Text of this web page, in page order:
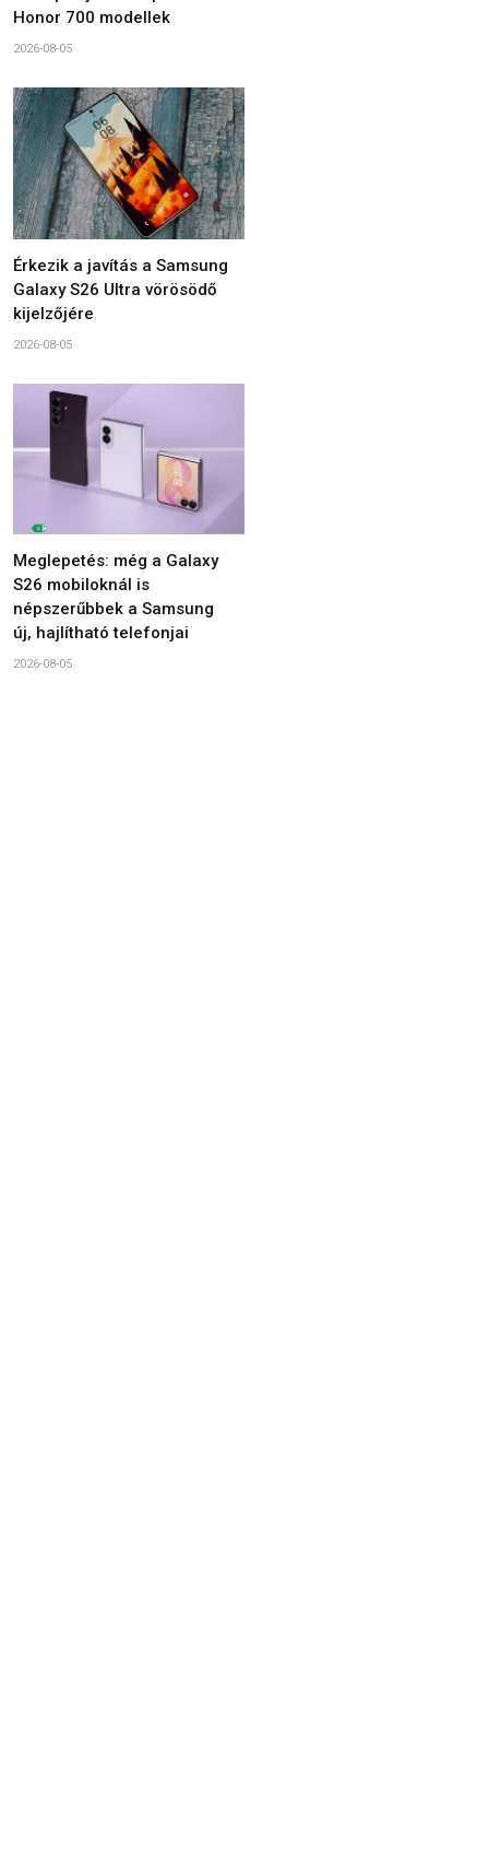
Honor 700 modellek
2026-08-05
Érkezik a javítás a Samsung
Galaxy S26 Ultra vörösödő
kijelzőjére
2026-08-05
Meglepetés: még a Galaxy
S26 mobiloknál is
népszerűbbek a Samsung
új, hajlítható telefonjai
2026-08-05